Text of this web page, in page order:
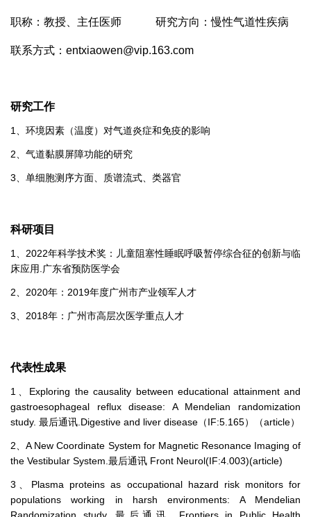
职称：教授、主任医师 研究方向：慢性气道性疾病
联系方式：entxiaowen@vip.163.com
研究工作
1、环境因素（温度）对气道炎症和免疫的影响
2、气道黏膜屏障功能的研究
3、单细胞测序方面、质谱流式、类器官
科研项目
1、2022年科学技术奖：儿童阻塞性睡眠呼吸暂停综合征的创新与临
床应用.广东省预防医学会
2、2020年：2019年度广州市产业领军人才
3、2018年：广州市高层次医学重点人才
代表性成果
1、Exploring the causality between educational attainment and
gastroesophageal reflux disease: A Mendelian randomization
study. 最后通讯.Digestive and liver disease（IF:5.165）（article）
2、A New Coordinate System for Magnetic Resonance Imaging of
the Vestibular System.最后通讯 Front Neurol(IF:4.003)(article)
3、Plasma proteins as occupational hazard risk monitors for
populations working in harsh environments: A Mendelian
Randomization study. 最后通讯. Frontiers in Public Health